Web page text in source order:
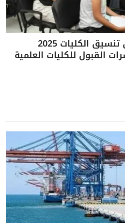
كل ما تريد معرفته عن تنسيق الكليات 2025
القبول للكليات العلمية